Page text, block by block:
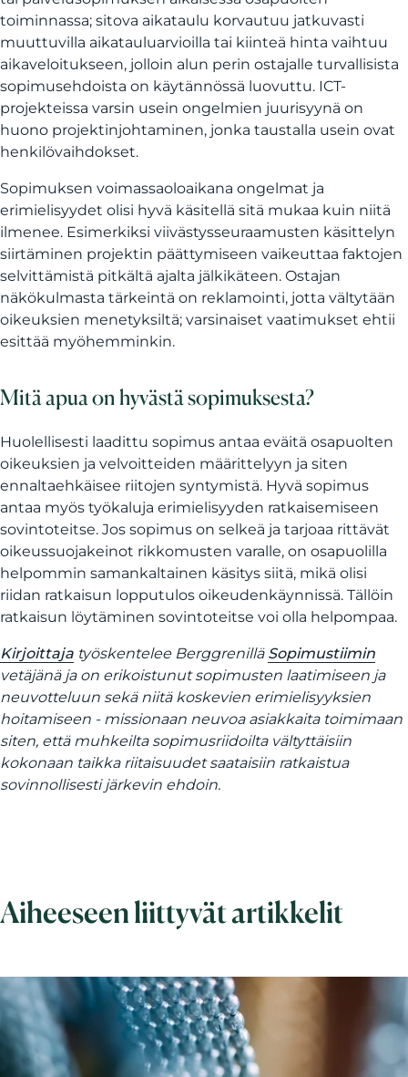
toiminnassa; sitova aikataulu korvautuu jatkuvasti
muuttuvilla aikatauluarvioilla tai kiinteä hinta vaihtuu
aikaveloitukseen, jolloin alun perin ostajalle turvallisista
sopimusehdoista on käytännössä luovuttu. ICT-
projekteissa varsin usein ongelmien juurisyynä on
huono projektinjohtaminen, jonka taustalla usein ovat
henkilövaihdokset.
Sopimuksen voimassaoloaikana ongelmat ja
erimielisyydet olisi hyvä käsitellä sitä mukaa kuin niitä
ilmenee. Esimerkiksi viivästysseuraamusten käsittelyn
siirtäminen projektin päättymiseen vaikeuttaa faktojen
selvittämistä pitkältä ajalta jälkikäteen. Ostajan
näkökulmasta tärkeintä on reklamointi, jotta vältytään
oikeuksien menetyksiltä; varsinaiset vaatimukset ehtii
esittää myöhemminkin.
Mitä apua on hyvästä sopimuksesta?
Huolellisesti laadittu sopimus antaa eväitä osapuolten
oikeuksien ja velvoitteiden määrittelyyn ja siten
ennaltaehkäisee riitojen syntymistä. Hyvä sopimus
antaa myös työkaluja erimielisyyden ratkaisemiseen
sovintoteitse. Jos sopimus on selkeä ja tarjoaa rittävät
oikeussuojakeinot rikkomusten varalle, on osapuolilla
helpommin samankaltainen käsitys siitä, mikä olisi
riidan ratkaisun lopputulos oikeudenkäynnissä. Tällöin
ratkaisun löytäminen sovintoteitse voi olla helpompaa.
Kirjoittaja työskentelee Berggrenillä Sopimustiimin
vetäjänä ja on erikoistunut sopimusten laatimiseen ja
neuvotteluun sekä niitä koskevien erimielisyyksien
hoitamiseen - missionaan neuvoa asiakkaita toimimaan
siten, että muhkeilta sopimusriidoilta vältyttäisiin
kokonaan taikka riitaisuudet saataisiin ratkaistua
sovinnollisesti järkevin ehdoin.
Aiheeseen liittyvät artikkelit